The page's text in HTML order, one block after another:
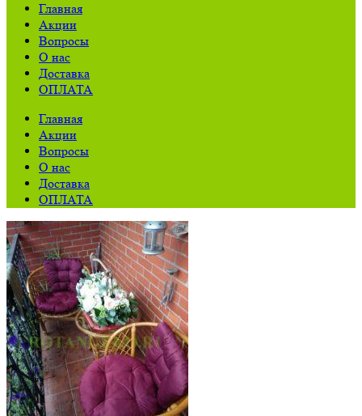
Главная
Акции
Вопросы
О нас
Доставка
ОПЛАТА
Главная
Акции
Вопросы
О нас
Доставка
ОПЛАТА